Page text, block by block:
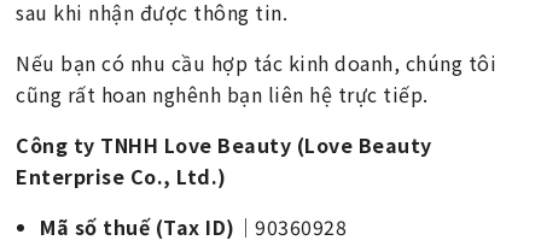
sau khi nhận được thông tin.
Nếu bạn có nhu cầu hợp tác kinh doanh, chúng tôi
cũng rất hoan nghênh bạn liên hệ trực tiếp.
Công ty TNHH Love Beauty (Love Beauty
Enterprise Co., Ltd.)
Mã số thuế (Tax ID) ｜90360928